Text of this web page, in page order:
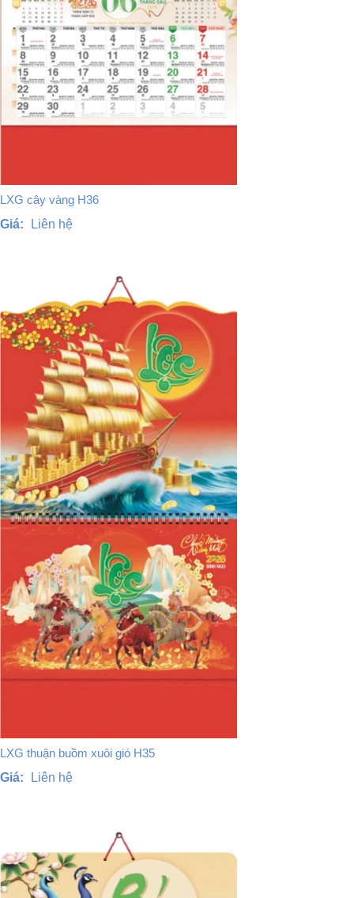
LXG cây vàng H36
Giá:
Liên hệ
LXG thuận buồm xuôi gió H35
Giá:
Liên hệ